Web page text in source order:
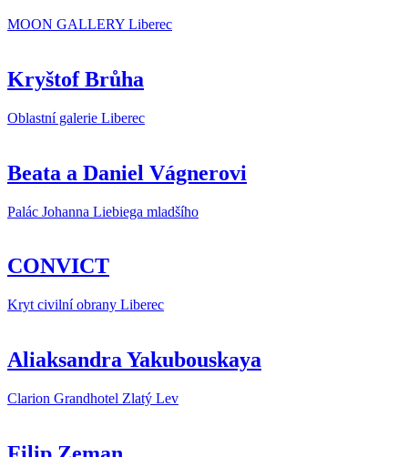
MOON GALLERY Liberec
Kryštof Brůha
Oblastní galerie Liberec
Beata a Daniel Vágnerovi
Palác Johanna Liebiega mladšího
CONVICT
Kryt civilní obrany Liberec
Aliaksandra Yakubouskaya
Clarion Grandhotel Zlatý Lev